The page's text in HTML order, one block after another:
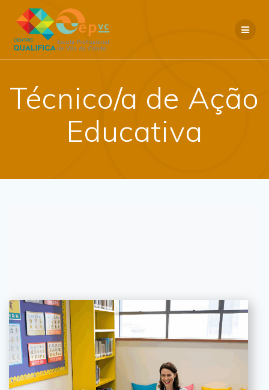
Técnico/a de Ação
Educativa